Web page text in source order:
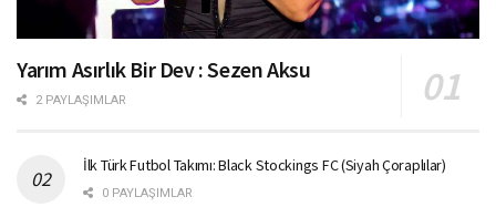
Yarım Asırlık Bir Dev : Sezen Aksu
2 PAYLAŞIMLAR
İlk Türk Futbol Takımı: Black Stockings FC (Siyah Çoraplılar)
0 PAYLAŞIMLAR